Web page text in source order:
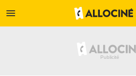
menu